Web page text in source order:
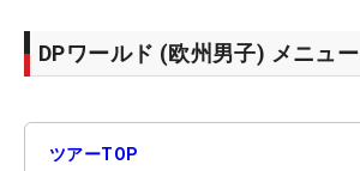
DPワールド (欧州男子) メニュー
ツアーTOP